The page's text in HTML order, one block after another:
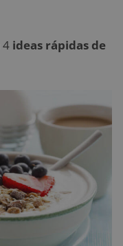
4 ideas rápidas de